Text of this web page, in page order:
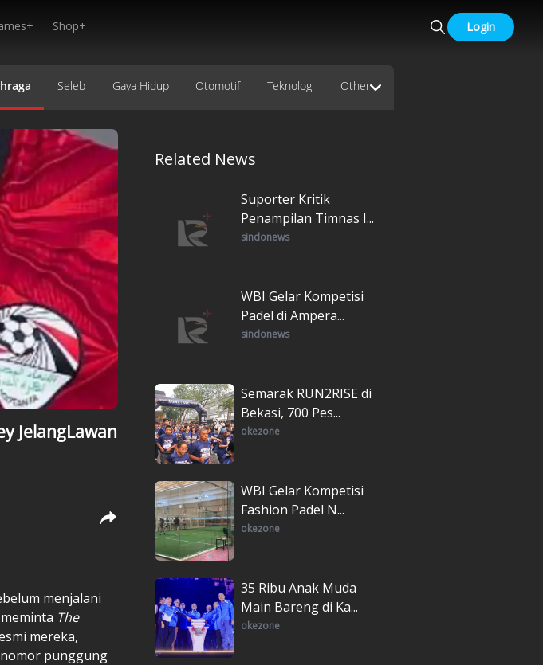
Shop+ Login
Seleb Gaya Hidup Otomotif Teknologi Other
JelangLawan
menjalani
The
mereka,
punggung
Related News
Suporter Kritik
Penampilan Timnas I...
sindonews
WBI Gelar Kompetisi
Padel di Ampera...
sindonews
Semarak RUN2RISE di
Bekasi, 700 Pes...
okezone
WBI Gelar Kompetisi
Fashion Padel N...
okezone
35 Ribu Anak Muda
Main Bareng di Ka...
okezone